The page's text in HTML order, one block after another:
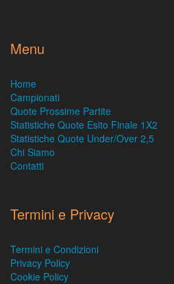
Menu
Home
Campionati
Quote Prossime Partite
Statistiche Quote Esito Finale 1X2
Statistiche Quote Under/Over 2,5
Chi Siamo
Contatti
Termini e Privacy
Termini e Condizioni
Privacy Policy
Cookie Policy